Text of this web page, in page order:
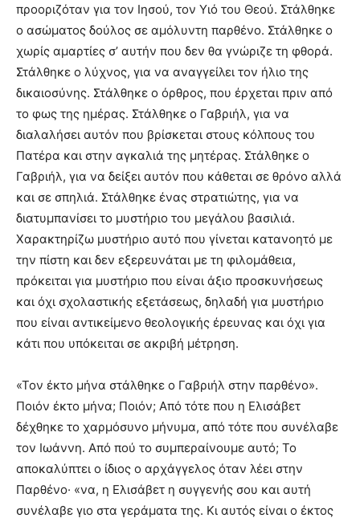
προοριζόταν για τον Ιησού, τον Υιό του Θεού. Στάλθηκε
ο ασώματος δούλος σε αμόλυντη παρθένο. Στάλθηκε ο
χωρίς αμαρτίες σ’ αυτήν που δεν θα γνώριζε τη φθορά.
Στάλθηκε ο λύχνος, για να αναγγείλει τον ήλιο της
δικαιοσύνης. Στάλθηκε ο όρθρος, που έρχεται πριν από
το φως της ημέρας. Στάλθηκε ο Γαβριήλ, για να
διαλαλήσει αυτόν που βρίσκεται στους κόλπους του
Πατέρα και στην αγκαλιά της μητέρας. Στάλθηκε ο
Γαβριήλ, για να δείξει αυτόν που κάθεται σε θρόνο αλλά
και σε σπηλιά. Στάλθηκε ένας στρατιώτης, για να
διατυμπανίσει το μυστήριο του μεγάλου βασιλιά.
Χαρακτηρίζω μυστήριο αυτό που γίνεται κατανοητό με
την πίστη και δεν εξερευνάται με τη φιλομάθεια,
πρόκειται για μυστήριο που είναι άξιο προσκυνήσεως
και όχι σχολαστικής εξετάσεως, δηλαδή για μυστήριο
που είναι αντικείμενο θεολογικής έρευνας και όχι για
κάτι που υπόκειται σε ακριβή μέτρηση.
«Τον έκτο μήνα στάλθηκε ο Γαβριήλ στην παρθένο».
Ποιόν έκτο μήνα; Ποιόν; Από τότε που η Ελισάβετ
δέχθηκε το χαρμόσυνο μήνυμα, από τότε που συνέλαβε
τον Ιωάννη. Από πού το συμπεραίνουμε αυτό; Το
αποκαλύπτει ο ίδιος ο αρχάγγελος όταν λέει στην
Παρθένο· «να, η Ελισάβετ η συγγενής σου και αυτή
συνέλαβε γιο στα γεράματα της. Κι αυτός είναι ο έκτος